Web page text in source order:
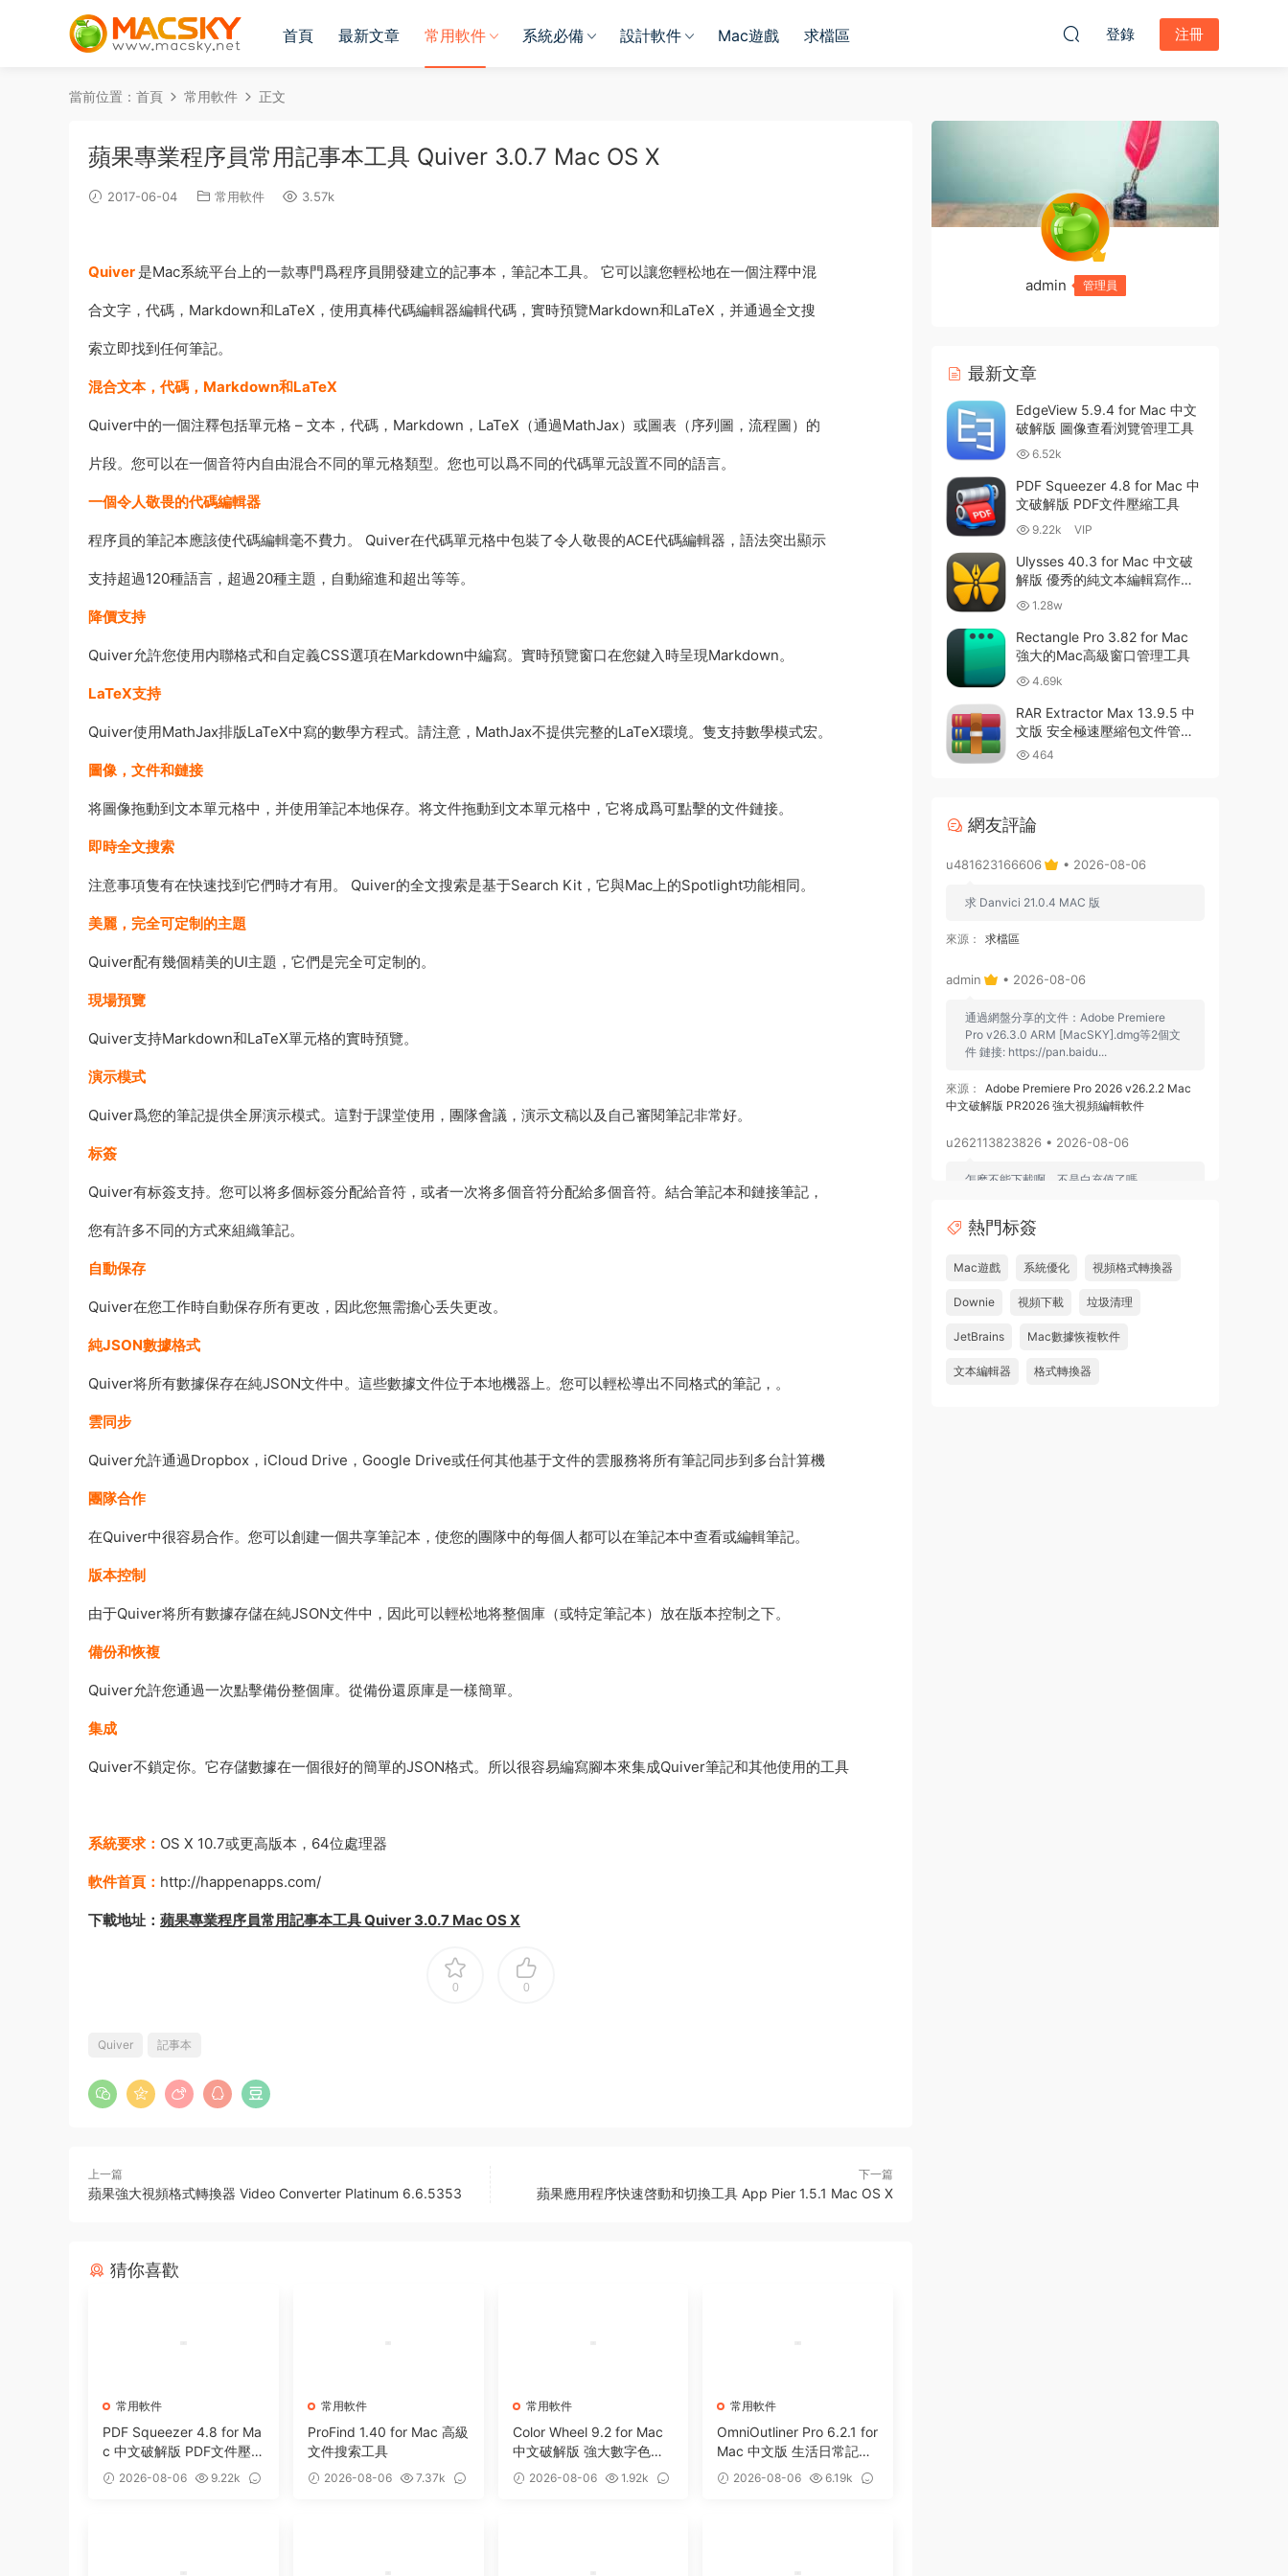
首頁 最新文章 常用軟件 系統必備 設計軟件 Mac遊戲 求檔區 登錄 注冊
當前位置： 首頁 常用軟件 正文
蘋果專業程序員常用記事本工具 Quiver 3.0.7 Mac OS X
2017-06-04 常用軟件 3.57k
Quiver 是Mac系統平台上的一款專門爲程序員開發建立的記事本，筆記本工具。 它可以讓您輕松地在一個注釋中混
合文字，代碼，Markdown和LaTeX，使用真棒代碼編輯器編輯代碼，實時預覽Markdown和LaTeX，并通過全文搜
索立即找到任何筆記。
混合文本，代碼，Markdown和LaTeX
Quiver中的一個注釋包括單元格 – 文本，代碼，Markdown，LaTeX（通過MathJax）或圖表（序列圖，流程圖）的
片段。您可以在一個音符内自由混合不同的單元格類型。您也可以爲不同的代碼單元設置不同的語言。
一個令人敬畏的代碼編輯器
程序員的筆記本應該使代碼編輯毫不費力。 Quiver在代碼單元格中包裝了令人敬畏的ACE代碼編輯器，語法突出顯示
支持超過120種語言，超過20種主題，自動縮進和超出等等。
降價支持
Quiver允許您使用内聯格式和自定義CSS選項在Markdown中編寫。實時預覽窗口在您鍵入時呈現Markdown。
LaTeX支持
Quiver使用MathJax排版LaTeX中寫的數學方程式。請注意，MathJax不提供完整的LaTeX環境。隻支持數學模式宏。
圖像，文件和鏈接
将圖像拖動到文本單元格中，并使用筆記本地保存。将文件拖動到文本單元格中，它将成爲可點擊的文件鏈接。
即時全文搜索
注意事項隻有在快速找到它們時才有用。 Quiver的全文搜索是基于Search Kit，它與Mac上的Spotlight功能相同。
美麗，完全可定制的主題
Quiver配有幾個精美的UI主題，它們是完全可定制的。
現場預覽
Quiver支持Markdown和LaTeX單元格的實時預覽。
演示模式
Quiver爲您的筆記提供全屏演示模式。這對于課堂使用，團隊會議，演示文稿以及自己審閱筆記非常好。
标簽
Quiver有标簽支持。您可以将多個标簽分配給音符，或者一次将多個音符分配給多個音符。結合筆記本和鏈接筆記，
您有許多不同的方式來組織筆記。
自動保存
Quiver在您工作時自動保存所有更改，因此您無需擔心丢失更改。
純JSON數據格式
Quiver将所有數據保存在純JSON文件中。這些數據文件位于本地機器上。您可以輕松導出不同格式的筆記，。
雲同步
Quiver允許通過Dropbox，iCloud Drive，Google Drive或任何其他基于文件的雲服務将所有筆記同步到多台計算機
團隊合作
在Quiver中很容易合作。您可以創建一個共享筆記本，使您的團隊中的每個人都可以在筆記本中查看或編輯筆記。
版本控制
由于Quiver将所有數據存儲在純JSON文件中，因此可以輕松地将整個庫（或特定筆記本）放在版本控制之下。
備份和恢複
Quiver允許您通過一次點擊備份整個庫。從備份還原庫是一樣簡單。
集成
Quiver不鎖定你。它存儲數據在一個很好的簡單的JSON格式。所以很容易編寫腳本來集成Quiver筆記和其他使用的工具
系統要求： OS X 10.7或更高版本，64位處理器
軟件首頁： http://happenapps.com/
下載地址： 蘋果專業程序員常用記事本工具 Quiver 3.0.7 Mac OS X
0 0
Quiver 記事本
上一篇
蘋果強大視頻格式轉換器 Video Converter Platinum 6.6.5353
下一篇
蘋果應用程序快速啓動和切換工具 App Pier 1.5.1 Mac OS X
猜你喜歡
常用軟件
PDF Squeezer 4.8 for Ma
c 中文破解版 PDF文件壓
縮工具
2026-08-06
9.22k
常用軟件
ProFind 1.40 for Mac 高級
文件搜索工具
2026-08-06
7.37k
常用軟件
Color Wheel 9.2 for Mac
中文破解版 強大數字色輪
工具2026-08-06
1.92k
常用軟件
OmniOutliner Pro 6.2.1 for
Mac 中文版 生活日常記錄
軟件2026-08-06
6.19k
admin 管理員
最新文章
EdgeView 5.9.4 for Mac 中文
破解版 圖像查看浏覽管理工具
6.52k
PDF Squeezer 4.8 for Mac 中
文破解版 PDF文件壓縮工具
9.22k VIP
Ulysses 40.3 for Mac 中文破
解版 優秀的純文本編輯寫作軟
件 1.28w
Rectangle Pro 3.82 for Mac
強大的Mac高級窗口管理工具
4.69k
RAR Extractor Max 13.9.5 中
文版 安全極速壓縮包文件管理
器 464
網友評論
u481623166606 • 2026-08-06
求 Danvici 21.0.4 MAC 版
來源： 求檔區
admin • 2026-08-06
通過網盤分享的文件：Adobe Premiere
Pro v26.3.0 ARM [MacSKY].dmg等2個文
件 鏈接: https://pan.baidu...
來源：
Adobe Premiere Pro 2026 v26.2.2 Mac
中文破解版 PR2026 強大視頻編輯軟件
u262113823826 • 2026-08-06
怎麽不能下載啊，不是白充值了嗎
來源：
Adobe Premiere Pro 2026 v26.2.2 Mac
中文破解版 PR2026 強大視頻編輯軟件
u604731536624 • 2026-07-15
中文破解版
熱門标簽
Mac遊戲 系統優化 視頻格式轉換器
Downie 視頻下載 垃圾清理
JetBrains Mac數據恢複軟件
文本編輯器 格式轉換器